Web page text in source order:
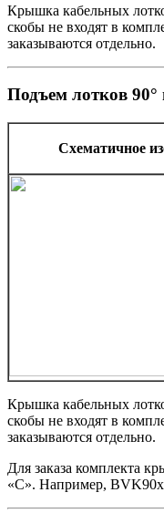
Крышка кабельных
скобы не входят в
заказываются отдельно.
Подъем лотков 90°
Схематичное
Крышка кабельных
скобы не входят в
заказываются отдельно.
Для заказа комплекта
«С». Например,